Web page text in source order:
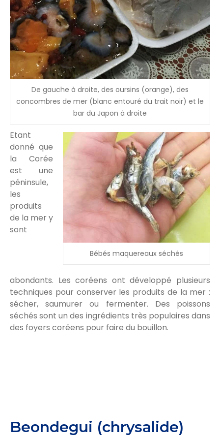
De gauche à droite, des oursins (orange), des
concombres de mer (blanc entouré du trait noir) et le
bar du Japon à droite
Bébés maquereaux séchés
Etant
donné que
la Corée
est une
péninsule,
les
produits
de la mer y
sont
abondants. Les coréens ont développé plusieurs
techniques pour conserver les produits de la mer :
sécher, saumurer ou fermenter. Des poissons
séchés sont un des ingrédients très populaires dans
des foyers coréens pour faire du bouillon.
Beondegui (chrysalide)